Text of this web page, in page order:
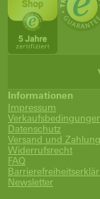
Informationen
Impressum
Datenschutz
Versand und Zahlung
Widerrufsrecht
FAQ
Newsletter